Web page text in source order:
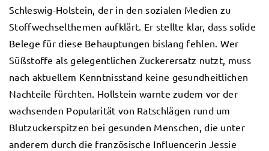
Schleswig-Holstein, der in den sozialen Medien zu
Stoffwechselthemen aufklärt. Er stellte klar, dass solide
Belege für diese Behauptungen bislang fehlen. Wer
Süßstoffe als gelegentlichen Zuckerersatz nutzt, muss
nach aktuellem Kenntnisstand keine gesundheitlichen
Nachteile fürchten. Hollstein warnte zudem vor der
wachsenden Popularität von Ratschlägen rund um
Blutzuckerspitzen bei gesunden Menschen, die unter
anderem durch die französische Influencerin Jessie